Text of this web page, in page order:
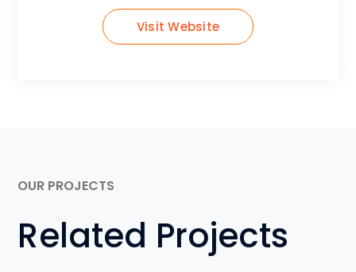
Visit Website
OUR PROJECTS
Related Projects